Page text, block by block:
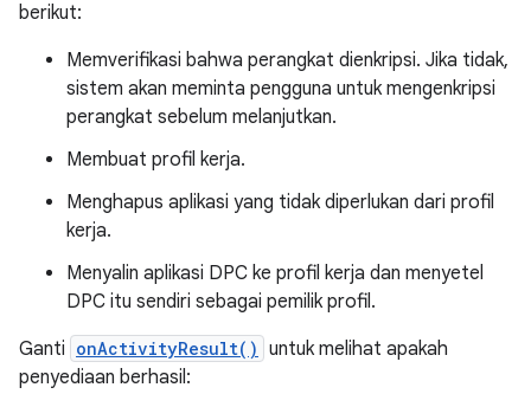
berikut:
Memverifikasi bahwa perangkat dienkripsi. Jika tidak,
sistem akan meminta pengguna untuk mengenkripsi
perangkat sebelum melanjutkan.
Membuat profil kerja.
Menghapus aplikasi yang tidak diperlukan dari profil
kerja.
Menyalin aplikasi DPC ke profil kerja dan menyetel
DPC itu sendiri sebagai pemilik profil.
Ganti onActivityResult() untuk melihat apakah
penyediaan berhasil: